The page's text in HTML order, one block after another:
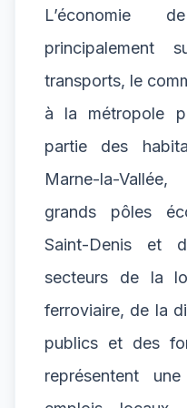
L’économie
principalement
transports, le
à la métropole
partie des
Marne-la-
grands pôles
Saint-Denis et
secteurs de la
ferroviaire, de la
publics et des
représentent